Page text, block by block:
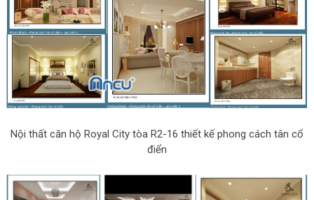
Nội thất căn hộ Royal City tòa R2-16 thiết kế phong cách tân cổ
điển